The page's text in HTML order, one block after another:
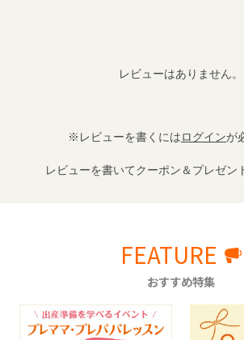
レビューはありません。
※レビューを書くにはログインが
レビューを書いてクーポン＆プレゼン
FEATURE
おすすめ特集